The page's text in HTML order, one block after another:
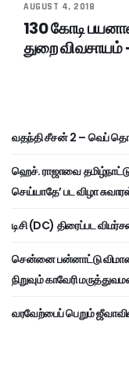
AUGUST 4, 2018
130 கோடி
துறை
வதந்தி சீசன் 2 – வெப்
ஹெச். ராஜாவை
செய்யாதே’ பட விழா
டிசி (DC) திரைப்பட
சென்னை பன்னாட்டு விமான
நிறுவும் காவேரி
வரவேற்பைப் பெறும்